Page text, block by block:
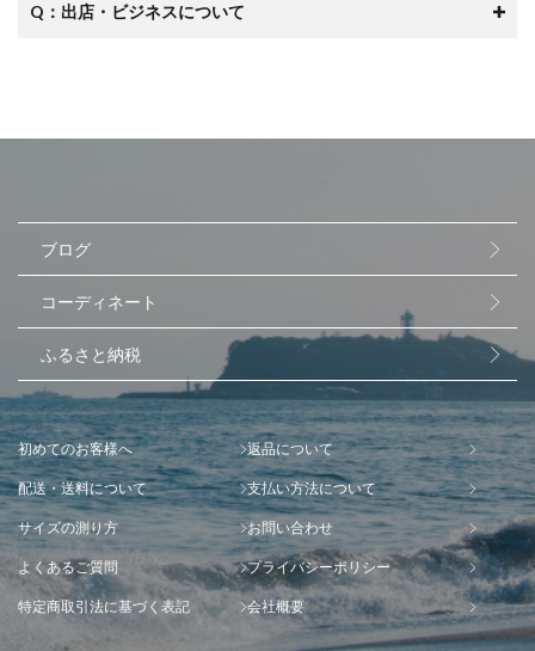
Q：出店・ビジネスについて
ブログ
コーディネート
ふるさと納税
初めてのお客様へ 返品について
配送・送料について 支払い方法について
サイズの測り方 お問い合わせ
よくあるご質問 プライバシーポリシー
特定商取引法に基づく表記 会社概要